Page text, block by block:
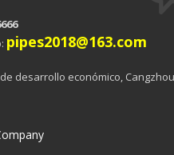
pipes2018@163.com
de desarrollo económico,